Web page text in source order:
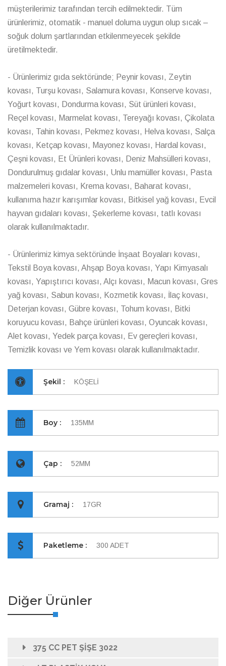
müşterilerimiz tarafından tercih edilmektedir. Tüm
ürünlerimiz, otomatik - manuel doluma uygun olup sıcak –
soğuk dolum şartlarından etkilenmeyecek şekilde
üretilmektedir.
- Ürünlerimiz gıda sektöründe; Peynir kovası, Zeytin
kovası, Turşu kovası, Salamura kovası, Konserve kovası,
Yoğurt kovası, Dondurma kovası, Süt ürünleri kovası,
Reçel kovası, Marmelat kovası, Tereyağı kovası, Çikolata
kovası, Tahin kovası, Pekmez kovası, Helva kovası, Salça
kovası, Ketçap kovası, Mayonez kovası, Hardal kovası,
Çeşni kovası, Et Ürünleri kovası, Deniz Mahsülleri kovası,
Dondurulmuş gıdalar kovası, Unlu mamüller kovası, Pasta
malzemeleri kovası, Krema kovası, Baharat kovası,
kullanıma hazır karışımlar kovası, Bitkisel yağ kovası, Evcil
hayvan gıdaları kovası, Şekerleme kovası, tatlı kovası
olarak kullanılmaktadır.
- Ürünlerimiz kimya sektöründe İnşaat Boyaları kovası,
Tekstil Boya kovası, Ahşap Boya kovası, Yapı Kimyasalı
kovası, Yapıştırıcı kovası, Alçı kovası, Macun kovası, Gres
yağ kovası, Sabun kovası, Kozmetik kovası, İlaç kovası,
Deterjan kovası, Gübre kovası, Tohum kovası, Bitki
koruyucu kovası, Bahçe ürünleri kovası, Oyuncak kovası,
Alet kovası, Yedek parça kovası, Ev gereçleri kovası,
Temizlik kovası ve Yem kovası olarak kullanılmaktadır.
Şekil : KÖŞELİ
Boy : 135MM
Çap : 52MM
Gramaj : 17GR
Paketleme : 300 ADET
Diğer Ürünler
375 CC PET ŞİŞE 3022